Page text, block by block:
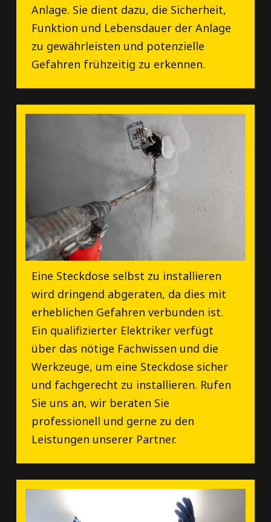
Anlage. Sie dient dazu, die Sicherheit,
Funktion und Lebensdauer der Anlage
zu gewährleisten und potenzielle
Gefahren frühzeitig zu erkennen.
Eine Steckdose selbst zu installieren
wird dringend abgeraten, da dies mit
erheblichen Gefahren verbunden ist.
Ein qualifizierter Elektriker verfügt
über das nötige Fachwissen und die
Werkzeuge, um eine Steckdose sicher
und fachgerecht zu installieren. Rufen
Sie uns an, wir beraten Sie
professionell und gerne zu den
Leistungen unserer Partner.